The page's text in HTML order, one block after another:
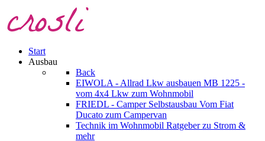
Start
Ausbau
Back
EIWOLA - Allrad Lkw ausbauen MB 1225 -
vom 4x4 Lkw zum Wohnmobil
FRIEDL - Camper Selbstausbau Vom Fiat
Ducato zum Campervan
Technik im Wohnmobil Ratgeber zu Strom &
mehr